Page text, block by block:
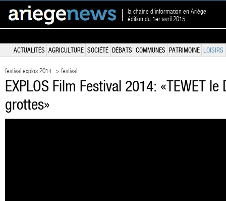
la chaîne d'information en Ariège
édition du 1er avril 2015
ACTUALITÉS AGRICULTURE SOCIÉTÉ DÉBATS COMMUNES PATRIMOINE LOISIRS
festival explos 2014 > festival
EXPLOS Film Festival 2014: «TEWET
grottes»